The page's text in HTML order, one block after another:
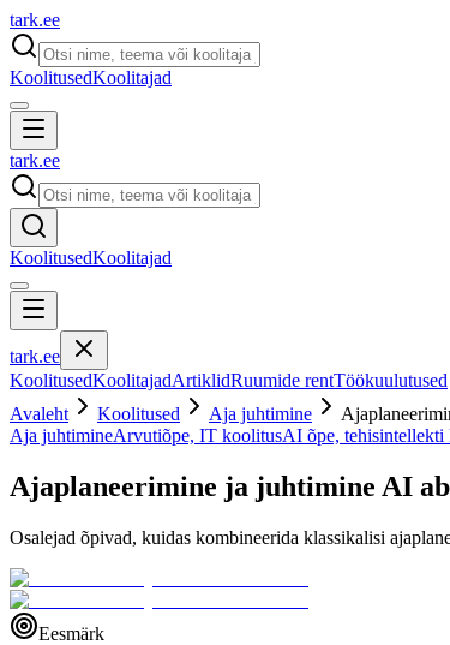
tark.ee
KoolitusedKoolitajad
tark.ee
KoolitusedKoolitajad
tark.ee
KoolitusedKoolitajadArtiklidRuumide rentTöökuulutused
Avaleht
Koolitused Aja juhtimine
Aja juhtimineArvutiõpe, IT koolitusAI õpe, tehisintellekti
Ajaplaneerimine ja juhtimine AI
Osalejad õpivad, kuidas kombineerida klassikalisi
Eesmärk